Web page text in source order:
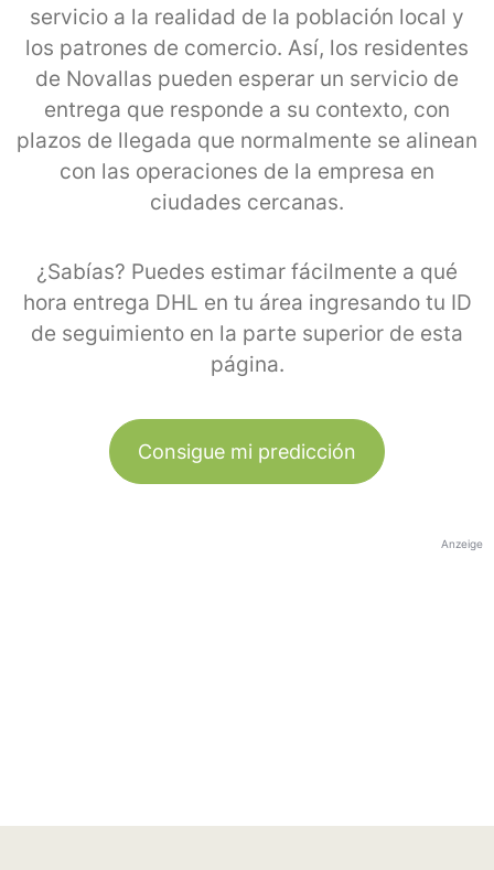
servicio a la realidad de la población local y
los patrones de comercio. Así, los residentes
de Novallas pueden esperar un servicio de
entrega que responde a su contexto, con
plazos de llegada que normalmente se alinean
con las operaciones de la empresa en
ciudades cercanas.
¿Sabías? Puedes estimar fácilmente a qué
hora entrega DHL en tu área ingresando tu ID
de seguimiento en la parte superior de esta
página.
Consigue mi predicción
Anzeige